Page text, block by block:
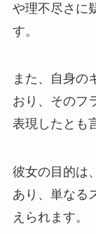
や理不尽さに
す。
また、自身の
おり、そのフ
表現したとも
彼女の目的は
あり、単なる
えられます。